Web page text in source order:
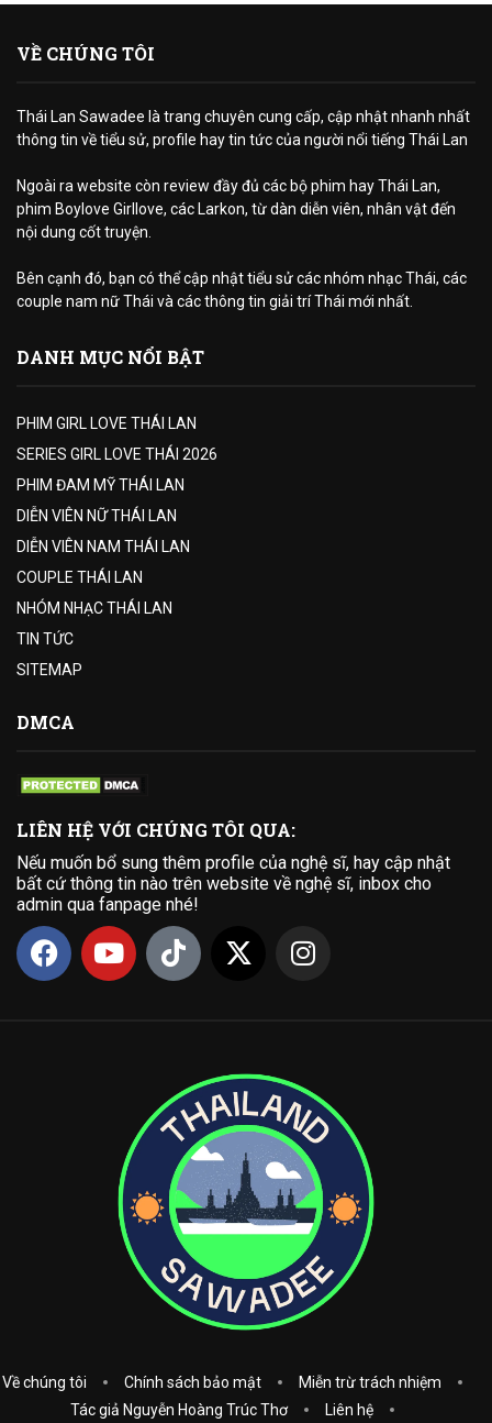
VỀ CHÚNG TÔI
Thái Lan Sawadee là trang chuyên cung cấp, cập nhật nhanh nhất
thông tin về tiểu sử, profile hay tin tức của người nổi tiếng Thái Lan
Ngoài ra website còn review đầy đủ các bộ phim hay Thái Lan,
phim Boylove Girllove, các Larkon, từ dàn diễn viên, nhân vật đến
nội dung cốt truyện.
Bên cạnh đó, bạn có thể cập nhật tiểu sử các nhóm nhạc Thái, các
couple nam nữ Thái và các thông tin giải trí Thái mới nhất.
DANH MỤC NỔI BẬT
PHIM GIRL LOVE THÁI LAN
SERIES GIRL LOVE THÁI 2026
PHIM ĐAM MỸ THÁI LAN
DIỄN VIÊN NỮ THÁI LAN
DIỄN VIÊN NAM THÁI LAN
COUPLE THÁI LAN
NHÓM NHẠC THÁI LAN
TIN TỨC
SITEMAP
DMCA
LIÊN HỆ VỚI CHÚNG TÔI QUA:
Nếu muốn bổ sung thêm profile của nghệ sĩ, hay cập nhật
bất cứ thông tin nào trên website về nghệ sĩ, inbox cho
admin qua fanpage nhé!
Về chúng tôi Chính sách bảo mật
Miễn trừ trách nhiệm
Tác giả Nguyễn Hoàng Trúc Thơ
Liên hệ